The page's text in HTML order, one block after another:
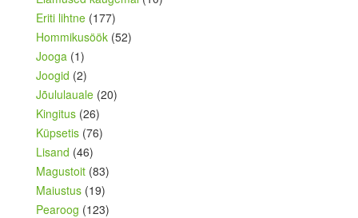
Eriti lihtne (177)
Hommikusöök (52)
Jooga (1)
Joogid (2)
Jõululauale (20)
Kingitus (26)
Küpsetis (76)
Lisand (46)
Magustoit (83)
Maiustus (19)
Pearoog (123)